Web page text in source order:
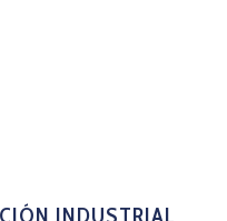
INDUSTRIAL